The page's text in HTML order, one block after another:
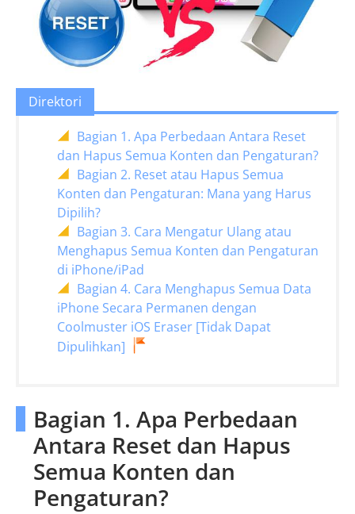
Direktori
Bagian 1. Apa Perbedaan Antara Reset
dan Hapus Semua Konten dan Pengaturan?
Bagian 2. Reset atau Hapus Semua
Konten dan Pengaturan: Mana yang Harus
Dipilih?
Bagian 3. Cara Mengatur Ulang atau
Menghapus Semua Konten dan Pengaturan
di iPhone/iPad
Bagian 4. Cara Menghapus Semua Data
iPhone Secara Permanen dengan
Coolmuster iOS Eraser [Tidak Dapat
Dipulihkan]
Bagian 1. Apa Perbedaan
Antara Reset dan Hapus
Semua Konten dan
Pengaturan?